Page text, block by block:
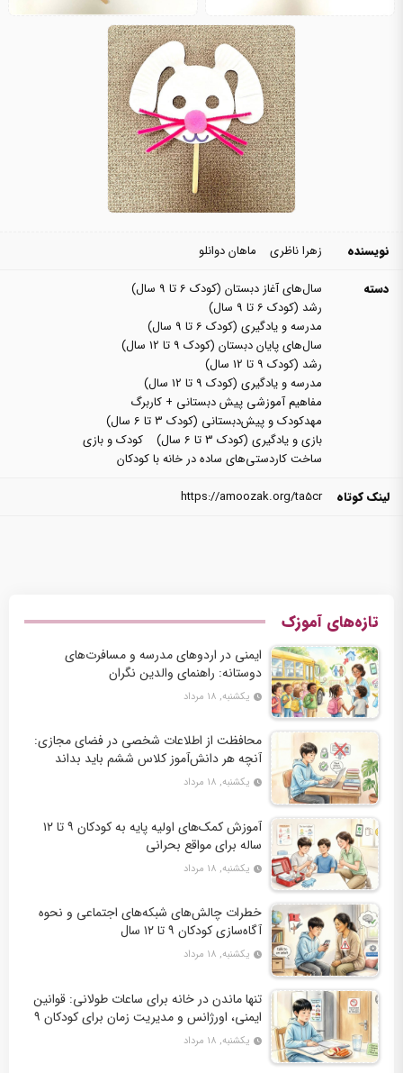
نویسنده زهرا ناظری
ماهان دوانلو
دسته
سال‌های آغاز دبستان (کودک 6 تا 9 سال)
رشد (کودک 6 تا 9 سال)
مدرسه و یادگیری (کودک 6 تا 9 سال)
سال‌های پایان دبستان (کودک 9 تا 12 سال)
رشد (کودک 9 تا 12 سال)
مدرسه و یادگیری (کودک 9 تا 12 سال)
مفاهیم آموزشی پیش دبستانی + کاربرگ
مهدکودک و پیش‌دبستانی (کودک 3 تا 6 سال)
بازی و یادگیری (کودک 3 تا 6 سال)
کودک و بازی
ساخت کاردستی‌های ساده در خانه با کودکان
لینک کوتاه
https://amoozak.org/ta5cr
تازه‌های آموزک
ایمنی در اردوهای مدرسه و مسافرت‌های
دوستانه: راهنمای والدین نگران
یکشنبه, ۱۸ مرداد
محافظت از اطلاعات شخصی در فضای مجازی:
آنچه هر دانش‌آموز کلاس ششم باید بداند
یکشنبه, ۱۸ مرداد
آموزش کمک‌های اولیه پایه به کودکان ۹ تا ۱۲
ساله برای مواقع بحرانی
یکشنبه, ۱۸ مرداد
خطرات چالش‌های شبکه‌های اجتماعی و نحوه
آگاه‌سازی کودکان ۹ تا ۱۲ سال
یکشنبه, ۱۸ مرداد
تنها ماندن در خانه برای ساعات طولانی: قوانین
ایمنی، اورژانس و مدیریت زمان برای کودکان ۹
تا ۱۲ سال یکشنبه, ۱۸ مرداد